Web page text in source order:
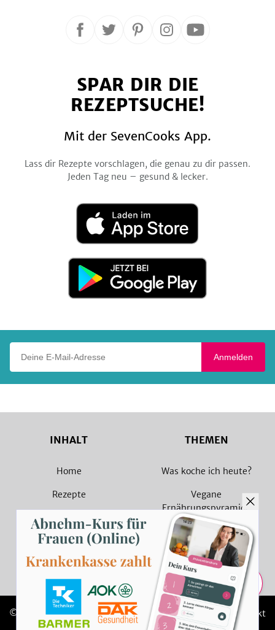
Teilen
Folge
Facebook
Folge
Twitter
Folge
Pinterest
Folge
Instagram
Folge
YouTube
SPAR DIR DIE
REZEPTSUCHE!
Mit der SevenCooks App.
Lass dir Rezepte vorschlagen, die genau zu dir passen.
Jeden Tag neu – gesund & lecker.
Laden
im
App
Jetzt
Google
Anmelden
INHALT
Home
Rezepte
Magazin
Sammlungen
Rezept Suche
THEMEN
Was koche ich heute?
Vegane
Ernährungspyramide
Vegane Rezepte
Vegetarische Rezepte
© 2026 SevenCooks Impressum Kontakt